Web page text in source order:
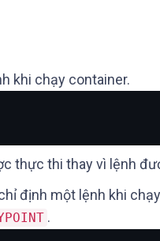
khi chạy container.
thực thi thay vì lệnh
định một lệnh khi
.